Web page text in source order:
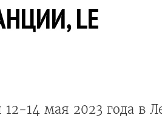
LE
14 мая 2023 года в